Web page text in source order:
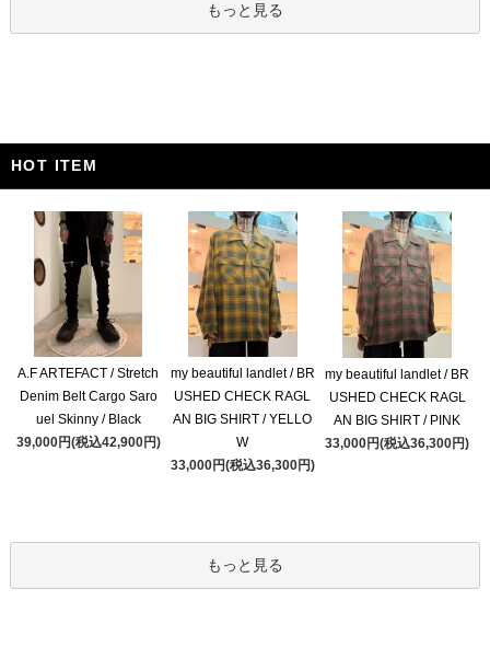
もっと見る
HOT ITEM
A.F ARTEFACT / Stretch
Denim Belt Cargo Saro
uel Skinny / Black
39,000円(税込42,900円)
my beautiful landlet / BR
USHED CHECK RAGL
AN BIG SHIRT / YELLO
W
33,000円(税込36,300円)
my beautiful landlet / BR
USHED CHECK RAGL
AN BIG SHIRT / PINK
33,000円(税込36,300円)
もっと見る